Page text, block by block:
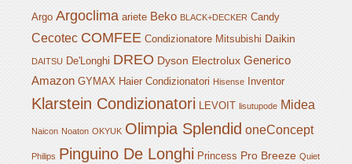
Argo Argoclima ariete Beko BLACK+DECKER Candy
Cecotec COMFEE Condizionatore Mitsubishi Daikin
DAITSU De'Longhi DREO Dyson Electrolux Generico
Amazon GYMAX Haier Condizionatori Hisense Inventor
Klarstein Condizionatori LEVOIT lisutupode Midea
Naicon Noaton OKYUK Olimpia Splendid oneConcept
Philips Pinguino De Longhi Princess Pro Breeze Quiet